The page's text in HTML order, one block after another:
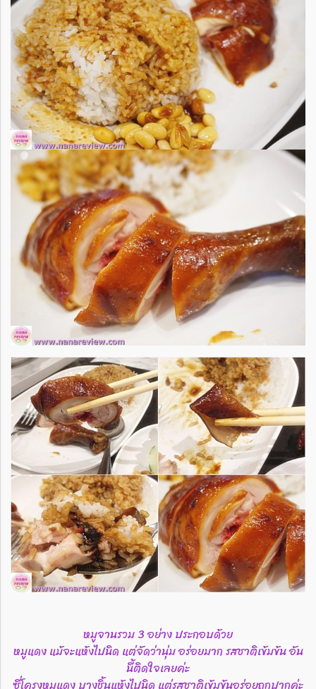
หมูจานรวม 3 อย่าง ประกอบด้วย
หมูแดง แม้จะแห้งไปนิด แต่จัดว่านุ่ม อร่อยมาก รสชาติเข้มข้น อัน
นี้ติดใจเลยค่ะ